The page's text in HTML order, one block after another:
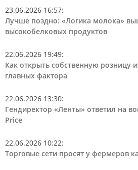
23.06.2026 16:57:
Лучше поздно: «Логика молока»
высокобелковых продуктов
22.06.2026 19:49:
Как открыть собственную розницу
главных фактора
22.06.2026 13:30:
Гендиректор «Ленты» ответил на
Price
22.06.2026 10:22:
Торговые сети просят у фермеров